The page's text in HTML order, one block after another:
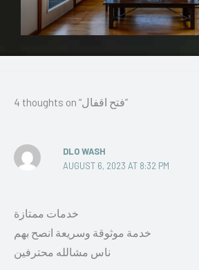
4 thoughts on “فتح اقفال”
DLO WASH
AUGUST 6, 2023 AT 8:32 PM
خدمات ممتازة
خدمة موثوقة وسريعة انصح بهم
ناس مشالله محترفين